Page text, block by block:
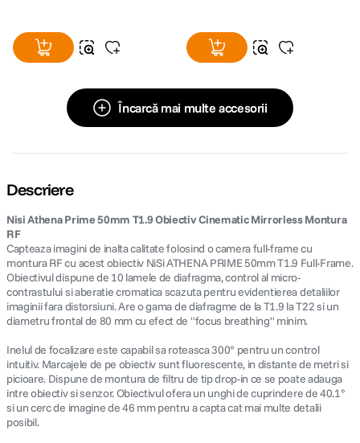
Încarcă mai multe accesorii
Descriere
Nisi Athena Prime 50mm T1.9 Obiectiv Cinematic Mirrorless Montura
RF
Capteaza imagini de inalta calitate folosind o camera full-frame cu
montura RF cu acest obiectiv NiSi ATHENA PRIME 50mm T1.9 Full-Frame.
Obiectivul dispune de 10 lamele de diafragma, control al micro-
contrastului si aberatie cromatica scazuta pentru evidentierea detaliilor
imaginii fara distorsiuni. Are o gama de diafragme de la T1.9 la T22 si un
diametru frontal de 80 mm cu efect de "focus breathing" minim.
Inelul de focalizare este capabil sa roteasca 300° pentru un control
intuitiv. Marcajele de pe obiectiv sunt fluorescente, in distante de metri si
picioare. Dispune de montura de filtru de tip drop-in ce se poate adauga
intre obiectiv si senzor. Obiectivul ofera un unghi de cuprindere de 40.1°
si un cerc de imagine de 46 mm pentru a capta cat mai multe detalii
posibil.